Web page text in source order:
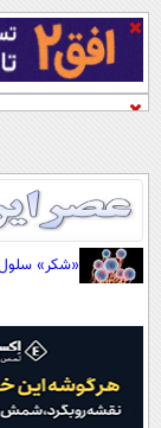
«شکر»